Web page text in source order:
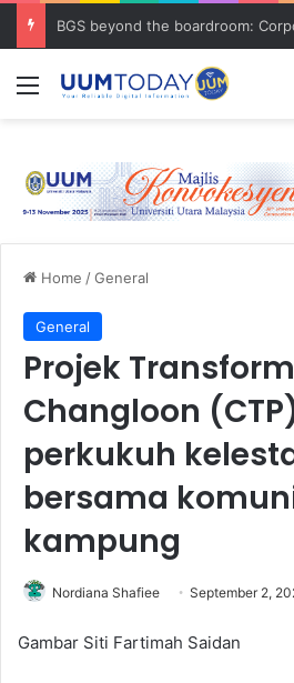
Menu
Home /General
General
Projek
Changloon
perkukuh
bersama
kampung
Nordiana Shafiee September 2,
Gambar Siti Fartimah Saidan